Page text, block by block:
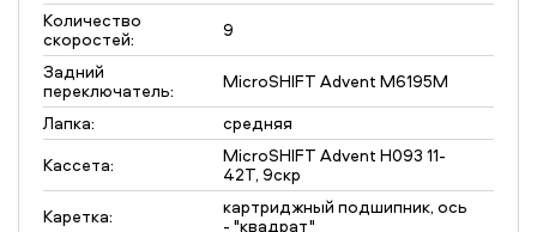
Количество
скоростей:
9
Задний
переключатель:
MicroSHIFT Advent M6195M
Лапка:
средняя
Кассета:
MicroSHIFT Advent H093 11-
42T, 9скр
Каретка:
картриджный подшипник, ось
- "квадрат"